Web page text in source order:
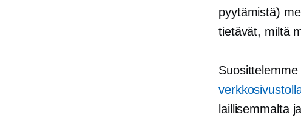
pyytämistä)
tietävät, miltä
laillisemmalta